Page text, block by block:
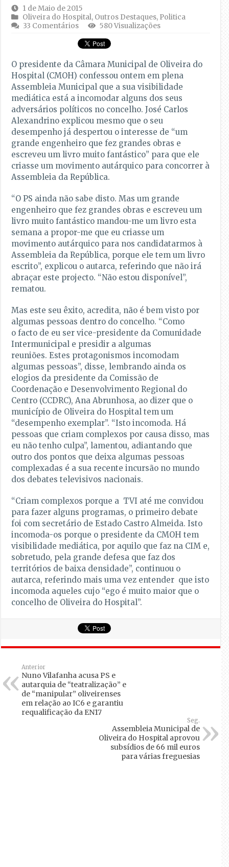
1 de Maio de 2015
Oliveira do Hospital, Outros Destaques, Politica
33 Comentários
580 Visualizações
O presidente da Câmara Municipal de Oliveira do
Hospital (CMOH) confessou ontem em plena
Assembleia Municipal que a sua visibilidade
mediática está a incomodar alguns dos seus
adversários políticos no concelho. José Carlos
Alexandrino explicou mesmo que o seu
desempenho já despertou o interesse de “um
grande engenheiro que fez grandes obras e
escreveu um livro muito fantástico” para que ele
criasse um movimento autárquico para concorrer à
Assembleia da República.
“O PS ainda não sabe disto. Mas um grande
engenheiro que fez grandes obras e escreveu um
livro muito fantástico mandou-me um livro esta
semana a propor-me que eu criasse um
movimento autárquico para nos candidatarmos à
Assembleia da República, porque ele tem um livro
escrito”, explicou o autarca, referindo que não irá
abraçar este projecto. “Não estou disponível”,
rematou.
Mas este seu êxito, acredita, não é bem visto por
algumas pessoas dentro do concelho. “Como
o facto de eu ser vice-presidente da Comunidade
Intermunicipal e presidir a algumas
reuniões. Estes protagonismos incomodam
algumas pessoas”, disse, lembrando ainda os
elogios da presidente da Comissão de
Coordenação e Desenvolvimento Regional do
Centro (CCDRC), Ana Abrunhosa, ao dizer que o
município de Oliveira do Hospital tem um
“desempenho exemplar”. “Isto incomoda. Há
pessoas que criam complexos por causa disso, mas
eu não tenho culpa”, lamentou, adiantando que
outro dos pontos que deixa algumas pessoas
complexadas é a sua recente incursão no mundo
dos debates televisivos nacionais.
“Criam complexos porque a TVI até me convidou
para fazer alguns programas, o primeiro debate
foi com secretário de Estado Castro Almeida. Isto
incomoda-os porque o presidente da CMOH tem
visibilidade mediática, por aquilo que faz na CIM e,
sobretudo, pela grande defesa que faz dos
territórios de baixa densidade”, continuou o
autarca, referindo mais uma vez entender que isto
incomoda aqueles cujo “ego é muito maior que o
concelho de Oliveira do Hospital”.
Anterior
Nuno Vilafanha acusa PS e
autarquia de “teatralização” e
de “manipular” oliveirenses
em relação ao IC6 e garantiu
requalificação da EN17
Seg.
Assembleia Municipal de
Oliveira do Hospital aprovou
subsídios de 66 mil euros
para várias freguesias